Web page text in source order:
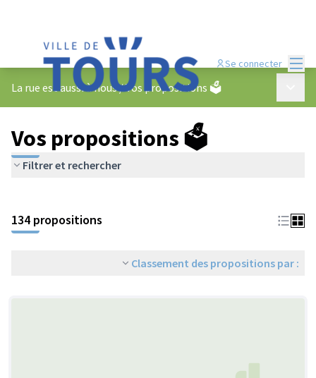
Se connecter
La rue est aussi à nous/Vos propositions 🗳️
Vos propositions 🗳️
Filtrer et rechercher
134 propositions
Classement des propositions par :